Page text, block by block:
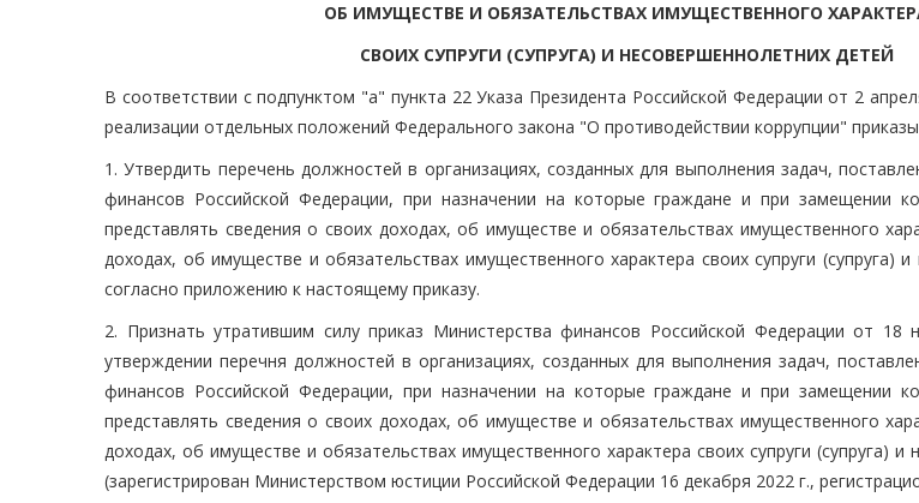
ОБ ИМУЩЕСТВЕ И ОБЯЗАТЕЛЬСТВАХ ИМУЩЕСТВЕННОГО
СВОИХ СУПРУГИ (СУПРУГА) И НЕСОВЕРШЕННОЛЕТНИХ ДЕТЕЙ
В соответствии с подпунктом "а" пункта 22 Указа Президента Российской Федерации от 2
реализации отдельных положений Федерального закона "О противодействии коррупции"
1. Утвердить перечень должностей в организациях, созданных для выполнения задач,
финансов Российской Федерации, при назначении на которые граждане и при замещении
представлять сведения о своих доходах, об имуществе и обязательствах имущественного
доходах, об имуществе и обязательствах имущественного характера своих супруги (супруга)
согласно приложению к настоящему приказу.
2. Признать утратившим силу приказ Министерства финансов Российской Федерации от
утверждении перечня должностей в организациях, созданных для выполнения задач,
финансов Российской Федерации, при назначении на которые граждане и при замещении
представлять сведения о своих доходах, об имуществе и обязательствах имущественного
доходах, об имуществе и обязательствах имущественного характера своих супруги (супруга) и
(зарегистрирован Министерством юстиции Российской Федерации 16 декабря 2022 г.,